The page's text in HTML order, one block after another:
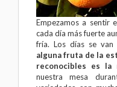
Empezamos a sentir
cada día más fuerte
fría. Los días se
alguna fruta de la
reconocibles es la
nuestra mesa